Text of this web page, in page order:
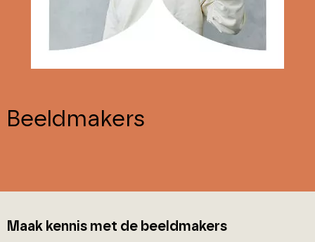
Beeldmakers
Maak kennis met de beeldmakers